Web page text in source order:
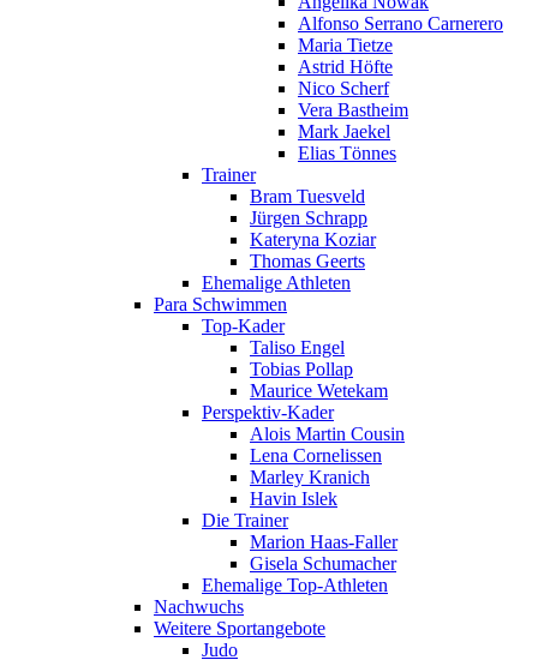
Alfonso Serrano Carnerero
Maria Tietze
Astrid Höfte
Nico Scherf
Vera Bastheim
Mark Jaekel
Elias Tönnes
Trainer
Bram Tuesveld
Jürgen Schrapp
Kateryna Koziar
Thomas Geerts
Ehemalige Athleten
Para Schwimmen
Top-Kader
Taliso Engel
Tobias Pollap
Maurice Wetekam
Perspektiv-Kader
Alois Martin Cousin
Lena Cornelissen
Marley Kranich
Havin Islek
Die Trainer
Marion Haas-Faller
Gisela Schumacher
Ehemalige Top-Athleten
Nachwuchs
Weitere Sportangebote
Judo